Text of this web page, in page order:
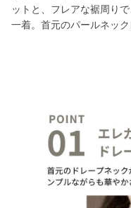
ットと、フレアな裾周り
一着。首元のパールネッ